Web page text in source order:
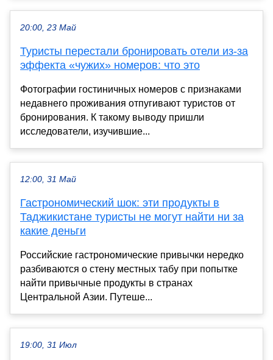
20:00, 23 Май
Туристы перестали бронировать отели из-за
эффекта «чужих» номеров: что это
Фотографии гостиничных номеров с признаками
недавнего проживания отпугивают туристов от
бронирования. К такому выводу пришли
исследователи, изучившие...
12:00, 31 Май
Гастрономический шок: эти продукты в
Таджикистане туристы не могут найти ни за
какие деньги
Российские гастрономические привычки нередко
разбиваются о стену местных табу при попытке
найти привычные продукты в странах
Центральной Азии. Путеше...
19:00, 31 Июл